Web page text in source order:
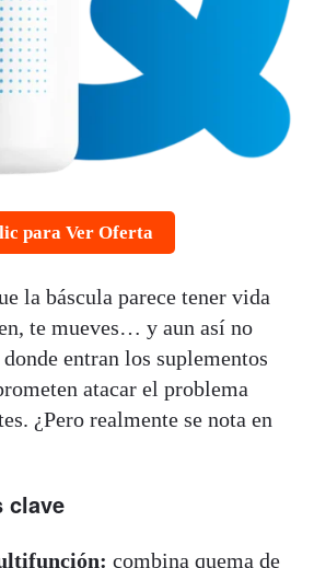
para Ver Oferta
la báscula parece tener vida
te mueves… y aun así no
entran los suplementos
atacar el problema
¿Pero realmente se nota en
clave
combina quema de